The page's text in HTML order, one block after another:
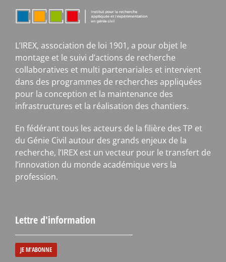
L’IREX, association de loi 1901, a pour objet le
montage et le suivi d’actions de recherche
collaboratives et multi partenariales et intervient
dans des programmes de recherches appliquées
pour la conception et la maintenance des
infrastructures et la réalisation des chantiers.
En fédérant tous les acteurs de la filière des TP et
du Génie Civil autour des grands enjeux de la
recherche, l’IREX est un vecteur pour le transfert de
l’innovation du monde académique vers la
profession.
Lettre d'information
JE M'ABONNE